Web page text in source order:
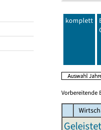
komplett
Vorbereitende